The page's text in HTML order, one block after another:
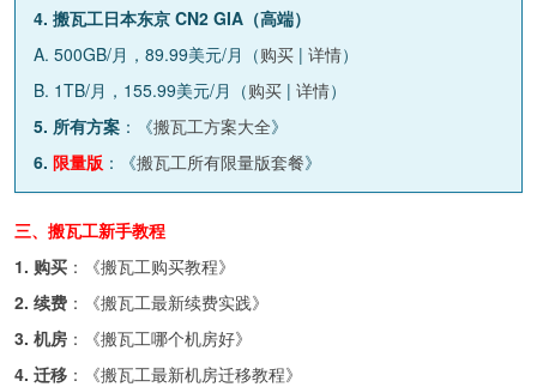
4. 搬瓦工日本东京 CN2 GIA（高端）
A. 500GB/月，89.99美元/月（购买 | 详情）
B. 1TB/月，155.99美元/月（购买 | 详情）
5. 所有方案 ：《搬瓦工方案大全》
6. 限量版 ：《搬瓦工所有限量版套餐》
三、搬瓦工新手教程
1. 购买 ：《搬瓦工购买教程》
2. 续费 ：《搬瓦工最新续费实践》
3. 机房 ：《搬瓦工哪个机房好》
4. 迁移 ：《搬瓦工最新机房迁移教程》